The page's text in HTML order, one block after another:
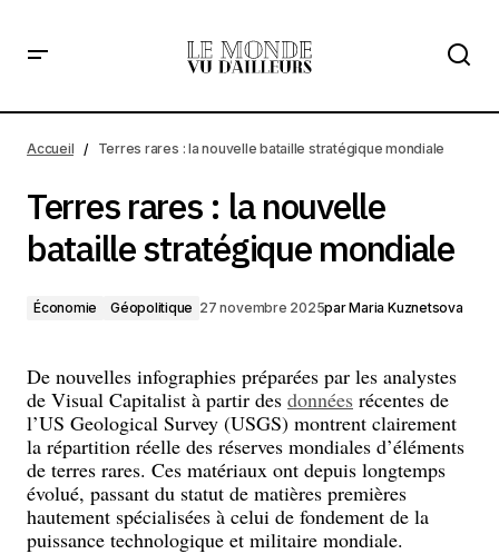
Accueil Terres rares : la nouvelle bataille stratégique mondiale
Terres rares : la nouvelle
bataille stratégique mondiale
Économie Géopolitique 27 novembre 2025parMaria Kuznetsova
De nouvelles infographies préparées par les analystes
de Visual Capitalist à partir des données récentes de
l’US Geological Survey (USGS) montrent clairement
la répartition réelle des réserves mondiales d’éléments
de terres rares. Ces matériaux ont depuis longtemps
évolué, passant du statut de matières premières
hautement spécialisées à celui de fondement de la
puissance technologique et militaire mondiale.